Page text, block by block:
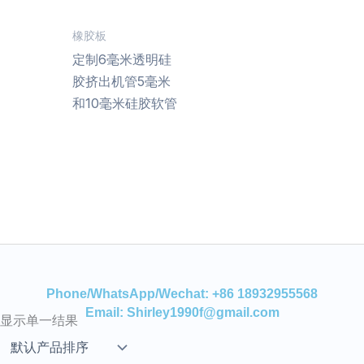
显示单一结果
橡胶板
定制6毫米透明硅
胶挤出机管5毫米
和10毫米硅胶软管
Phone/WhatsApp/Wechat: +86 18932955568
Email: Shirley1990f@gmail.com